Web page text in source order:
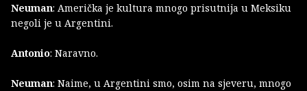
Neuman: Američka je kultura mnogo prisutnija u Meksiku
negoli je u Argentini.
Antonio: Naravno.
Neuman: Naime, u Argentini smo, osim na sjeveru, mnogo